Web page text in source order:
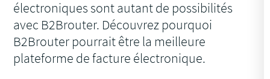
électroniques sont autant de possibilités
avec B2Brouter. Découvrez pourquoi
B2Brouter pourrait être la meilleure
plateforme de facture électronique.